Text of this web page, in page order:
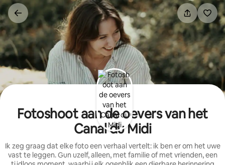
Ga
direct
naar
inhoud
Fotoshoot aan de oevers van het
Canal du Midi
Ik zeg graag dat elke foto een verhaal vertelt: ik ben er om het uwe
vast te leggen. Gun uzelf, alleen, met familie of met vrienden, een